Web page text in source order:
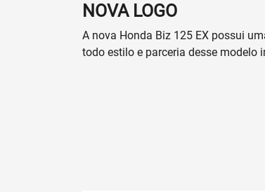
NOVA LOGO
A nova Honda Biz 125 EX possui
todo estilo e parceria desse modelo